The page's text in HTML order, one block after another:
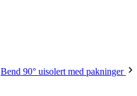
Bend 90° uisolert med pakninger